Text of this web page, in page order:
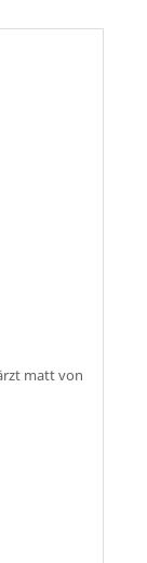
matt von